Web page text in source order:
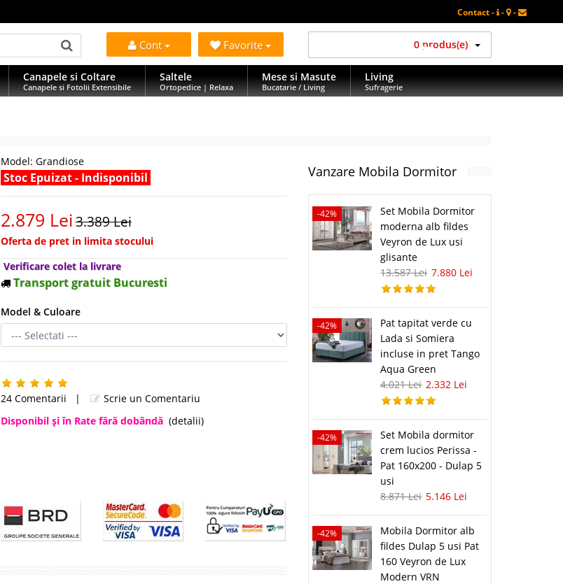
Contact - - -
Cont Favorite 0 produs(e)
Canapele si Coltare
Canapele si Fotolii Extensibile
Saltele
Ortopedice | Relaxa
Mese si Masute
Bucatarie / Living
Living
Sufragerie
Model: Grandiose
Stoc Epuizat - Indisponibil
2.879 Lei3.389 Lei
Oferta de pret in limita stocului
Verificare colet la livrare
Transport gratuit Bucuresti
Model & Culoare
24 Comentarii |
Scrie un Comentariu
Disponibil şi în Rate fără dobândă (detalii)
Vanzare Mobila Dormitor
-42%
Set Mobila Dormitor
moderna alb fildes
Veyron de Lux usi
glisante
13.587 Lei 7.880 Lei
-42%
Pat tapitat verde cu
Lada si Somiera
incluse in pret Tango
Aqua Green
4.021 Lei 2.332 Lei
-42%
Set Mobila dormitor
crem lucios Perissa -
Pat 160x200 - Dulap 5
usi
8.871 Lei 5.146 Lei
-42%
Mobila Dormitor alb
fildes Dulap 5 usi Pat
160 Veyron de Lux
Modern VRN